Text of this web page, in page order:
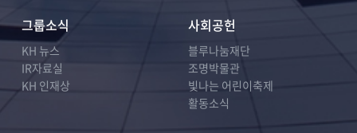
그룹소식
KH 뉴스
IR자료실
KH 인재상
사회공헌
블루나눔재단
조명박물관
빛나는 어린이축제
활동소식